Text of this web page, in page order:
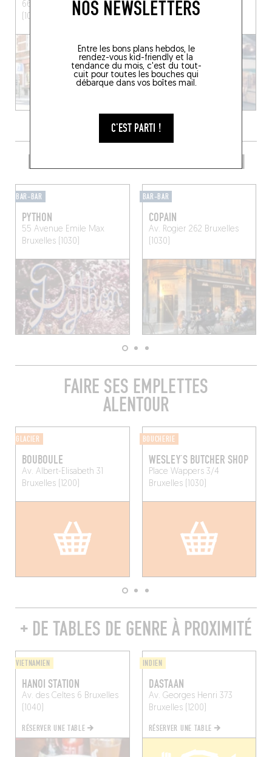
NOS NEWSLETTERS
Entre les bons plans hebdos, le
rendez-vous kid-friendly et la
tendance du mois, c'est du tout-
cuit pour toutes les bouches qui
débarque dans vos boîtes mail.
C'EST PARTI !
66 Rue Franklin Bruxelles
(1000)
Chau. de Wavre 950
Etterbeek (1040)
PRENDRE UN VERRE DANS LE COIN
BAR-BAR
PYTHON
55 Avenue Emile Max
Bruxelles (1030)
BAR-BAR
COPAIN
Av. Rogier 262 Bruxelles
(1030)
FAIRE SES EMPLETTES
ALENTOUR
GLACIER
BOUBOULE
Av. Albert-Elisabeth 31
Bruxelles (1200)
BOUCHERIE
WESLEY’S BUTCHER SHOP
Place Wappers 3/4
Bruxelles (1030)
+ DE TABLES DE GENRE À PROXIMITÉ
VIETNAMIEN
HANOI STATION
Av. des Celtes 6 Bruxelles
(1040)
RÉSERVER UNE TABLE
INDIEN
DASTAAN
Av. Georges Henri 373
Bruxelles (1200)
RÉSERVER UNE TABLE